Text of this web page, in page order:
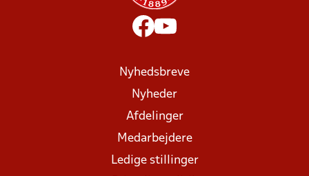
Nyhedsbreve
Nyheder
Afdelinger
Medarbejdere
Ledige stillinger